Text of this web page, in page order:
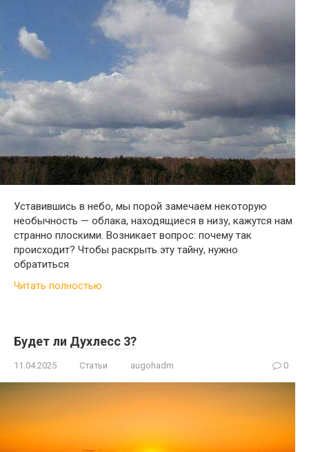
Уставившись в небо, мы порой замечаем некоторую
необычность — облака, находящиеся в низу, кажутся нам
странно плоскими. Возникает вопрос: почему так
происходит? Чтобы раскрыть эту тайну, нужно
обратиться
Читать полностью
Будет ли Духлесс 3?
11.04.2025 Статьи augohadm 0